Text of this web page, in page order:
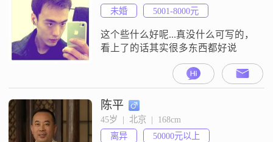
未婚
5001-8000元
这个些什么好呢...真没什么可写的，
看上了的话其实很多东西都好说
陈平
45岁  |  北京  |  168cm
离异
50000元以上